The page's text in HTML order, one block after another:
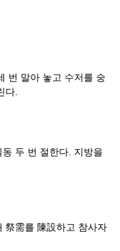
번 말아 놓고 수저를 숭
다.
두 번 절한다. 지방을
祭需를 陳設하고 참사자